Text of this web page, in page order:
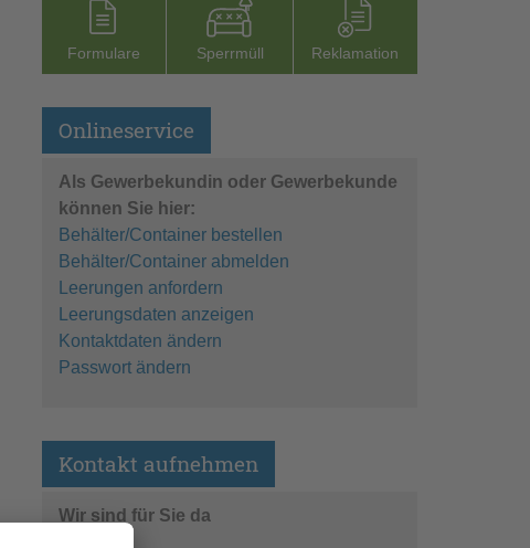
Formu­lare Sperr­müll Reklamation
Onlineservice
Als Gewerbekundin oder Gewerbekunde
können Sie hier:
Behälter/Container bestellen
Behälter/Container abmelden
Leerungen anfordern
Leerungsdaten anzeigen
Kontaktdaten ändern
Passwort ändern
Kontakt aufnehmen
Wir sind für Sie da